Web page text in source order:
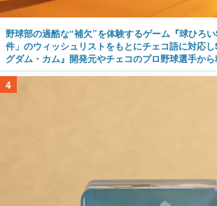
野球部の過酷な“補欠”を体験するゲーム『球ひろ
件」のウィッシュリストをもとにチェコ語に対応
グダム・カム』開発元やチェコのプロ野球選手か
4